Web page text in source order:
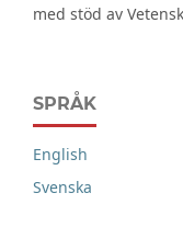
med stöd av
SPRÅK
English
Svenska